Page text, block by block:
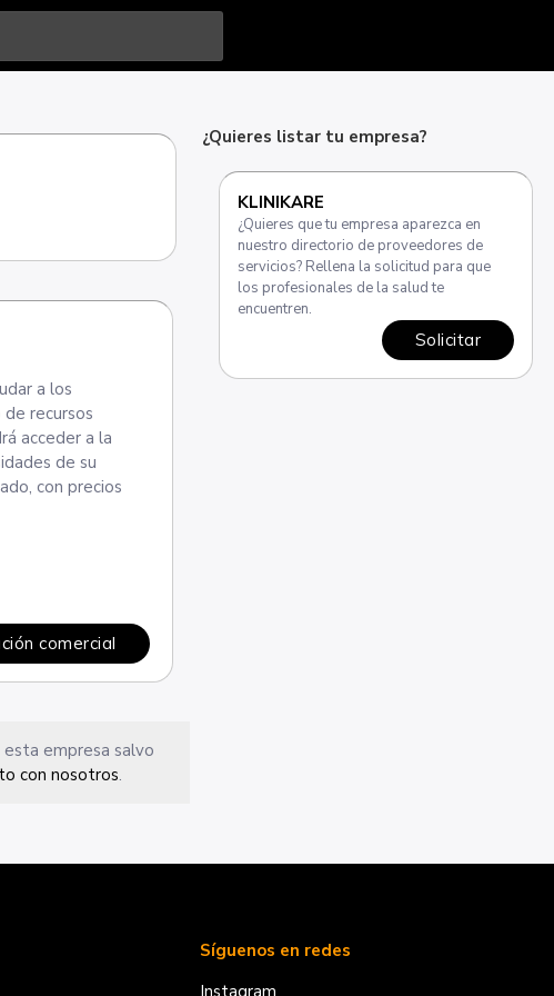
a los
recursos
acceder a la
de su
con precios
comercial
empresa salvo
con nosotros.
¿Quieres listar tu empresa?
KLINIKARE
¿Quieres que tu empresa aparezca en
nuestro directorio de proveedores de
servicios? Rellena la solicitud para que
los profesionales de la salud te
encuentren.
Solicitar
Síguenos en redes
Instagram